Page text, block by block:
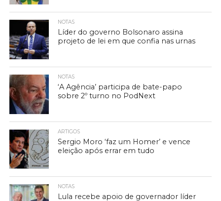
NOTAS
Líder do governo Bolsonaro assina
projeto de lei em que confia nas urnas
NOTAS
‘A Agência’ participa de bate-papo
sobre 2º turno no PodNext
ARTIGOS
Sergio Moro ‘faz um Homer’ e vence
eleição após errar em tudo
NOTAS
Lula recebe apoio de governador líder